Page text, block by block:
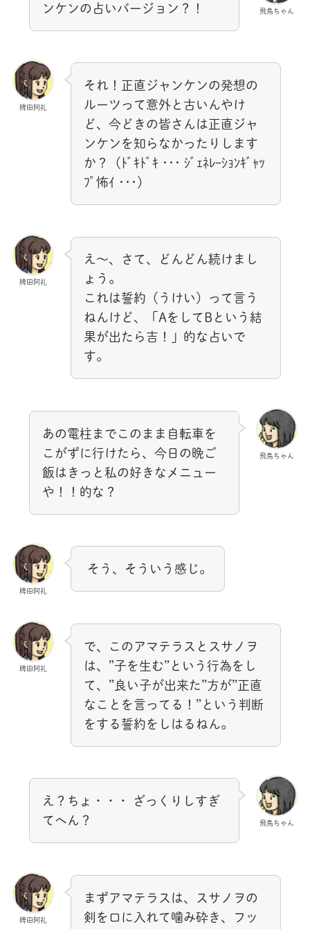
飛鳥ちゃん
ンケンの占いバージョン？！
稗田阿礼
それ！正直ジャンケンの発想の
ルーツって意外と古いんやけ
ど、今どきの皆さんは正直ジャ
ンケンを知らなかったりします
か？（ﾄﾞｷﾄﾞｷ ･･･ ｼﾞｪﾈﾚｰｼｮﾝｷﾞｬｯ
ﾌﾟ怖ｲ ･･･）
稗田阿礼
え～、さて、どんどん続けまし
ょう。
これは誓約（うけい）って言う
ねんけど、「AをしてBという結
果が出たら吉！」的な占いで
す。
飛鳥ちゃん
あの電柱までこのまま自転車を
こがずに行けたら、今日の晩ご
飯はきっと私の好きなメニュー
や！！的な？
稗田阿礼
そう、そういう感じ。
稗田阿礼
で、このアマテラスとスサノヲ
は、”子を生む”という行為をし
て、”良い子が出来た”方が”正直
なことを言ってる！”という判断
をする誓約をしはるねん。
飛鳥ちゃん
え？ちょ・・・ ざっくりしすぎ
てへん？
稗田阿礼
まずアマテラスは、スサノヲの
剣を口に入れて噛み砕き、フッ